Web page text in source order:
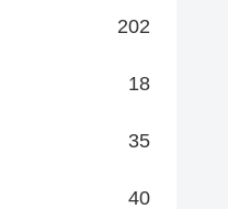
202
18
35
40